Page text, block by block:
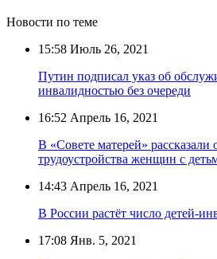
Новости по теме
15:58 Июль 26, 2021
Путин подписал указ об
инвалидностью без очереди
16:52 Апрель 16, 2021
В «Совете матерей» рассказали
трудоустройства женщин с
14:43 Апрель 16, 2021
В России растёт число детей-
17:08 Янв. 5, 2021